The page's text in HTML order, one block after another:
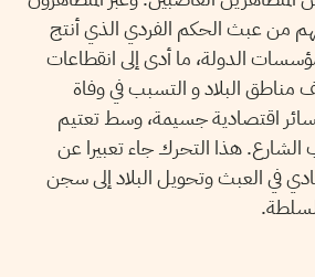
من عبث الحكم الفردي الذي أنتج
الدولة، ما أدى إلى انقطاعات
مناطق البلاد و التسبب في وفاة
اقتصادية جسيمة، وسط تعتيم
هذا التحرك جاء تعبيرا عن
في العبث وتحويل البلاد إلى سجن